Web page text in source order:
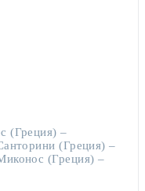
(Греция) –
(Греция) –
(Греция) –